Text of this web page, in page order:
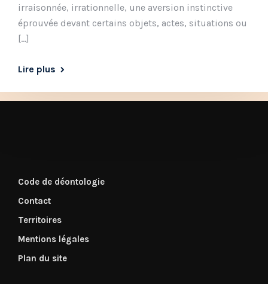
irraisonnée, irrationnelle, une aversion instinctive
éprouvée devant certains objets, actes, situations ou
[…]
Lire plus
Code de déontologie
Contact
Territoires
Mentions légales
Plan du site